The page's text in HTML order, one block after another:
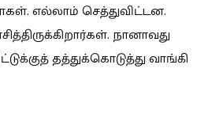
எல்லாம் செத்துவிட்டன.
நானாவது
தத்துக்கொடுத்து வாங்கி